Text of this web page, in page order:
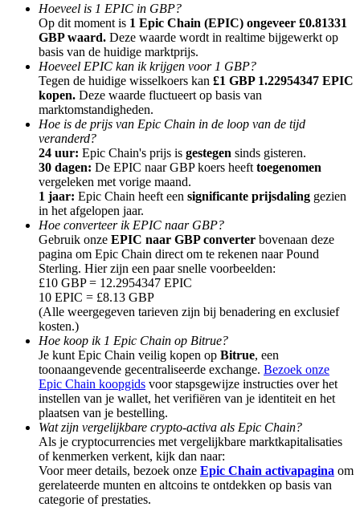
Doorverwijzing
Nodig een vriend uit om contante beloningen te ontvangen
BTC Welcome Rewards
BTC Welcome Rewards
Deposit & Trade BTC to Share 25000 USDT prize pool!
Deposit CASHCAT & Win
Share 500000 CASHCAT prize pool
Exclusive for BitMart Users
Hoeveel is 1 EPIC in GBP?
Op dit moment is 1 Epic Chain (EPIC) ongeveer £0.81331
GBP waard. Deze waarde wordt in realtime bijgewerkt op
basis van de huidige marktprijs.
Hoeveel EPIC kan ik krijgen voor 1 GBP?
Tegen de huidige wisselkoers kan £1 GBP 1.22954347 EPIC
kopen. Deze waarde fluctueert op basis van
marktomstandigheden.
Hoe is de prijs van Epic Chain in de loop van de tijd
veranderd?
24 uur: Epic Chain's prijs is gestegen sinds gisteren.
30 dagen: De EPIC naar GBP koers heeft toegenomen
vergeleken met vorige maand.
1 jaar: Epic Chain heeft een significante prijsdaling gezien
in het afgelopen jaar.
Hoe converteer ik EPIC naar GBP?
Gebruik onze EPIC naar GBP converter bovenaan deze
pagina om Epic Chain direct om te rekenen naar Pound
Sterling. Hier zijn een paar snelle voorbeelden:
£10 GBP = 12.2954347 EPIC
10 EPIC = £8.13 GBP
(Alle weergegeven tarieven zijn bij benadering en exclusief
kosten.)
Hoe koop ik 1 Epic Chain op Bitrue?
Je kunt Epic Chain veilig kopen op Bitrue, een
toonaangevende gecentraliseerde exchange. Bezoek onze
Epic Chain koopgids voor stapsgewijze instructies over het
instellen van je wallet, het verifiëren van je identiteit en het
plaatsen van je bestelling.
Wat zijn vergelijkbare crypto-activa als Epic Chain?
Als je cryptocurrencies met vergelijkbare marktkapitalisaties
of kenmerken verkent, kijk dan naar:
Voor meer details, bezoek onze Epic Chain activapagina om
gerelateerde munten en altcoins te ontdekken op basis van
categorie of prestaties.